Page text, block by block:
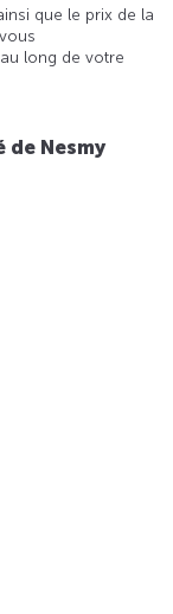
que le prix de la
long de votre
Nesmy